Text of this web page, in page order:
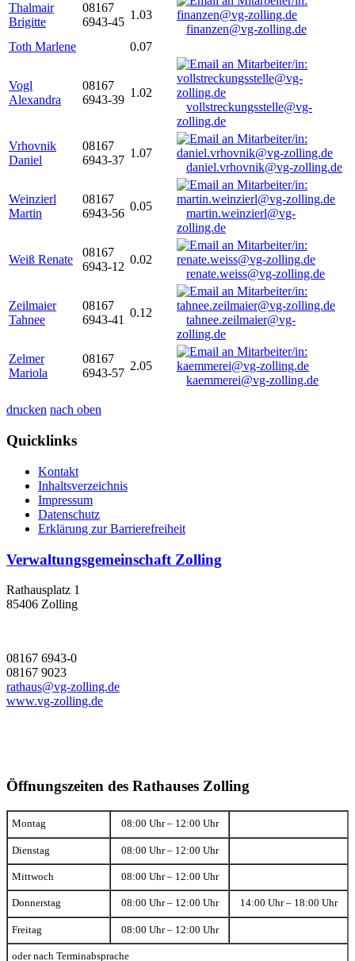
Thalmair
Brigitte
08167
6943-45
1.03
finanzen@vg-zolling.de
Toth Marlene
0.07
Vogl
Alexandra
08167
6943-39
1.02
vollstreckungsstelle@vg-
zolling.de
Vrhovnik
Daniel
08167
6943-37
1.07
daniel.vrhovnik@vg-zolling.de
Weinzierl
Martin
08167
6943-56
0.05
martin.weinzierl@vg-
zolling.de
Weiß Renate
08167
6943-12
0.02
renate.weiss@vg-zolling.de
Zeilmaier
Tahnee
08167
6943-41
0.12
tahnee.zeilmaier@vg-
zolling.de
Zelmer
Mariola
08167
6943-57
2.05
kaemmerei@vg-zolling.de
drucken nach oben
Quicklinks
Kontakt
Inhaltsverzeichnis
Impressum
Datenschutz
Erklärung zur Barrierefreiheit
Verwaltungsgemeinschaft Zolling
Rathausplatz 1
85406 Zolling
08167 6943-0
08167 9023
rathaus@vg-zolling.de
www.vg-zolling.de
Öffnungszeiten des Rathauses Zolling
Montag 08:00 Uhr – 12:00 Uhr
Dienstag 08:00 Uhr – 12:00 Uhr
Mittwoch 08:00 Uhr – 12:00 Uhr
Donnerstag 08:00 Uhr – 12:00 Uhr 14:00 Uhr – 18:00 Uhr
Freitag 08:00 Uhr – 12:00 Uhr
oder nach Terminabsprache